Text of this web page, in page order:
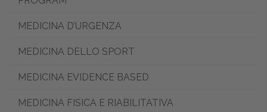
MEDICINA D’URGENZA
MEDICINA DELLO SPORT
MEDICINA EVIDENCE BASED
MEDICINA FISICA E RIABILITATIVA